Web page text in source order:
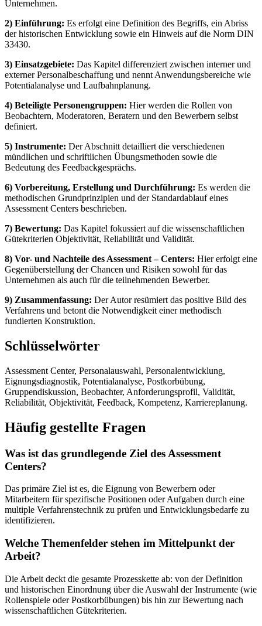
Unternehmen.
2) Einführung: Es erfolgt eine Definition des Begriffs, ein Abriss
der historischen Entwicklung sowie ein Hinweis auf die Norm DIN
33430.
3) Einsatzgebiete: Das Kapitel differenziert zwischen interner und
externer Personalbeschaffung und nennt Anwendungsbereiche wie
Potentialanalyse und Laufbahnplanung.
4) Beteiligte Personengruppen: Hier werden die Rollen von
Beobachtern, Moderatoren, Beratern und den Bewerbern selbst
definiert.
5) Instrumente: Der Abschnitt detailliert die verschiedenen
mündlichen und schriftlichen Übungsmethoden sowie die
Bedeutung des Feedbackgesprächs.
6) Vorbereitung, Erstellung und Durchführung: Es werden die
methodischen Grundprinzipien und der Standardablauf eines
Assessment Centers beschrieben.
7) Bewertung: Das Kapitel fokussiert auf die wissenschaftlichen
Gütekriterien Objektivität, Reliabilität und Validität.
8) Vor- und Nachteile des Assessment – Centers: Hier erfolgt eine
Gegenüberstellung der Chancen und Risiken sowohl für das
Unternehmen als auch für die teilnehmenden Bewerber.
9) Zusammenfassung: Der Autor resümiert das positive Bild des
Verfahrens und betont die Notwendigkeit einer methodisch
fundierten Konstruktion.
Schlüsselwörter
Assessment Center, Personalauswahl, Personalentwicklung,
Eignungsdiagnostik, Potentialanalyse, Postkorbübung,
Gruppendiskussion, Beobachter, Anforderungsprofil, Validität,
Reliabilität, Objektivität, Feedback, Kompetenz, Karriereplanung.
Häufig gestellte Fragen
Was ist das grundlegende Ziel des Assessment
Centers?
Das primäre Ziel ist es, die Eignung von Bewerbern oder
Mitarbeitern für spezifische Positionen oder Aufgaben durch eine
multiple Verfahrenstechnik zu prüfen und Entwicklungsbedarfe zu
identifizieren.
Welche Themenfelder stehen im Mittelpunkt der
Arbeit?
Die Arbeit deckt die gesamte Prozesskette ab: von der Definition
und historischen Einordnung über die Auswahl der Instrumente (wie
Rollenspiele oder Postkorbübungen) bis hin zur Bewertung nach
wissenschaftlichen Gütekriterien.